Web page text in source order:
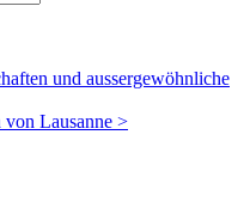
und aussergewöhnliche
Lausanne >